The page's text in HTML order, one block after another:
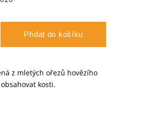
Přidat do košíku
z mletých ořezů hovězího
kosti.